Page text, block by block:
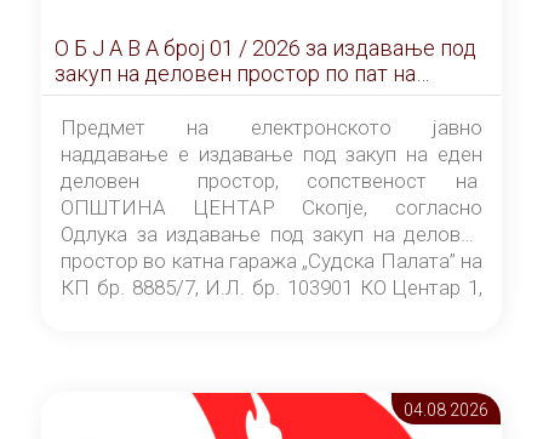
О Б Ј А В А брoj 01 / 2026 за издавање под
закуп на деловен простор по пат на
ЕЛЕКТРОНСКО ЈАВНО НАДДАВАЊЕ
Предмет на електронското јавно
наддавање е издавање под закуп на еден
деловен простор, сопственост на
ОПШТИНА ЦЕНТАР Скопје, согласно
Одлука за издавање под закуп на деловен
простор во катна гаража „Судска Палата” на
КП бр. 8885/7, И.Л. бр. 103901 КО Центар 1,
Скопје” број 9/2026), за времетраење од 3
(три) години од денот на потпишувањето на
04.08 2026